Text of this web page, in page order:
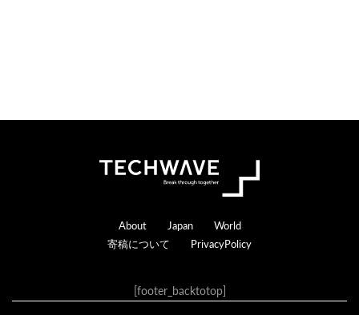
Footer
About Japan
World
寄稿について
PrivacyPolicy
[footer_backtotop]